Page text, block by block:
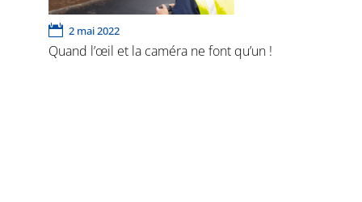
2 mai 2022
Quand l’œil et la caméra ne font qu’un !